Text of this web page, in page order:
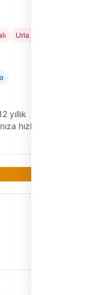
Urla
yıllık
hızlı ve